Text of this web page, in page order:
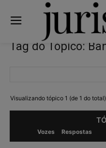
Tag do Tópico:
Visualizando tópico 1 (de 1 do total)
Vozes Respostas